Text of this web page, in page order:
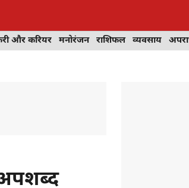
और करियर मनोरंजन राशिफल व्यवसाय